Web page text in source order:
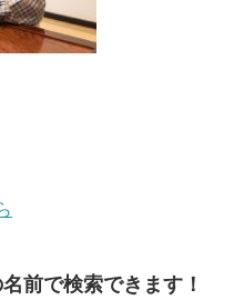
前で検索できます！